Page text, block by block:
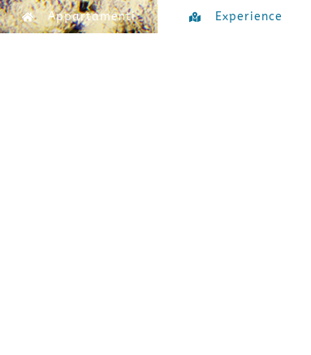
Appartamenti Experience